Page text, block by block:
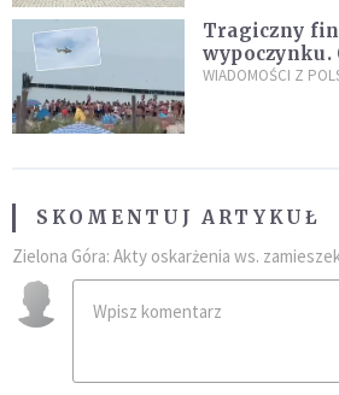
Tragiczny
wypoczynku.
zarzuty
WIADOMOŚCI Z
SKOMENTUJ ARTYKUŁ
Zielona Góra: Akty oskarżenia ws. zamieszek